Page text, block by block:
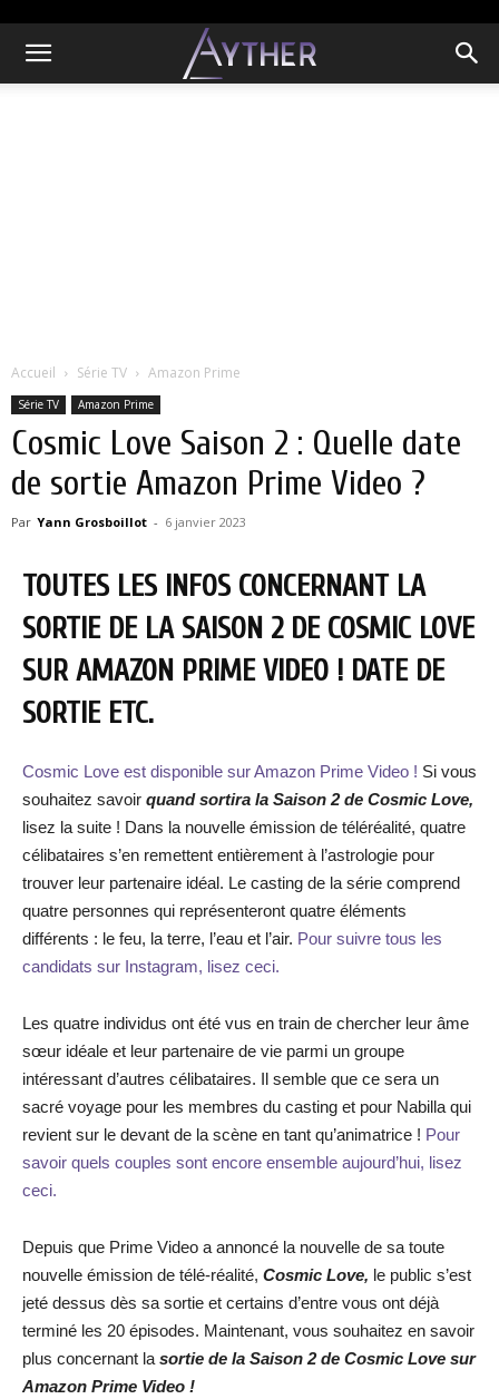
Accueil Série TV Amazon Prime
Série TV Amazon Prime
Cosmic Love Saison 2 : Quelle date
de sortie Amazon Prime Video ?
Par Yann Grosboillot - 6 janvier 2023
TOUTES LES INFOS CONCERNANT LA
SORTIE DE LA SAISON 2 DE COSMIC LOVE
SUR AMAZON PRIME VIDEO ! DATE DE
SORTIE ETC.
Cosmic Love est disponible sur Amazon Prime Video ! Si vous
souhaitez savoir quand sortira la Saison 2 de Cosmic Love,
lisez la suite ! Dans la nouvelle émission de téléréalité, quatre
célibataires s’en remettent entièrement à l’astrologie pour
trouver leur partenaire idéal. Le casting de la série comprend
quatre personnes qui représenteront quatre éléments
différents : le feu, la terre, l’eau et l’air. Pour suivre tous les
candidats sur Instagram, lisez ceci.
Les quatre individus ont été vus en train de chercher leur âme
sœur idéale et leur partenaire de vie parmi un groupe
intéressant d’autres célibataires. Il semble que ce sera un
sacré voyage pour les membres du casting et pour Nabilla qui
revient sur le devant de la scène en tant qu’animatrice ! Pour
savoir quels couples sont encore ensemble aujourd’hui, lisez
ceci.
Depuis que Prime Video a annoncé la nouvelle de sa toute
nouvelle émission de télé-réalité, Cosmic Love, le public s’est
jeté dessus dès sa sortie et certains d’entre vous ont déjà
terminé les 20 épisodes. Maintenant, vous souhaitez en savoir
plus concernant la sortie de la Saison 2 de Cosmic Love sur
Amazon Prime Video !